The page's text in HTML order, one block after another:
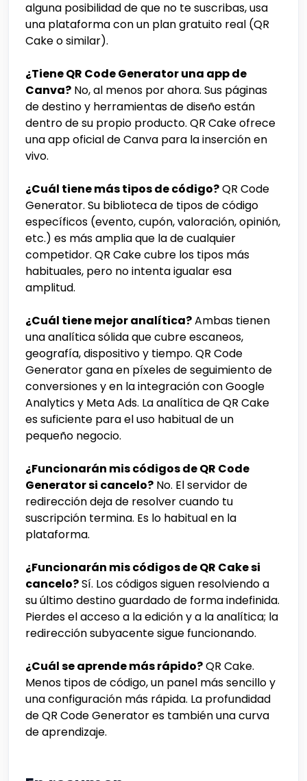
alguna posibilidad de que no te suscribas, usa
una plataforma con un plan gratuito real (QR
Cake o similar).
¿Tiene QR Code Generator una app de
Canva? No, al menos por ahora. Sus páginas
de destino y herramientas de diseño están
dentro de su propio producto. QR Cake ofrece
una app oficial de Canva para la inserción en
vivo.
¿Cuál tiene más tipos de código?QR Code
Generator. Su biblioteca de tipos de código
específicos (evento, cupón, valoración, opinión,
etc.) es más amplia que la de cualquier
competidor. QR Cake cubre los tipos más
habituales, pero no intenta igualar esa
amplitud.
¿Cuál tiene mejor analítica?Ambas tienen
una analítica sólida que cubre escaneos,
geografía, dispositivo y tiempo. QR Code
Generator gana en píxeles de seguimiento de
conversiones y en la integración con Google
Analytics y Meta Ads. La analítica de QR Cake
es suficiente para el uso habitual de un
pequeño negocio.
¿Funcionarán mis códigos de QR Code
Generator si cancelo? No. El servidor de
redirección deja de resolver cuando tu
suscripción termina. Es lo habitual en la
plataforma.
¿Funcionarán mis códigos de QR Cake si
cancelo?Sí. Los códigos siguen resolviendo a
su último destino guardado de forma indefinida.
Pierdes el acceso a la edición y a la analítica; la
redirección subyacente sigue funcionando.
¿Cuál se aprende más rápido?QR Cake.
Menos tipos de código, un panel más sencillo y
una configuración más rápida. La profundidad
de QR Code Generator es también una curva
de aprendizaje.